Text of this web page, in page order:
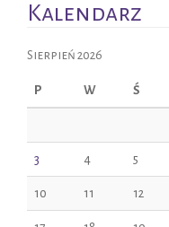
Kalendarz
Sierpień 2026
P W Ś
3 4 5
10 11 12